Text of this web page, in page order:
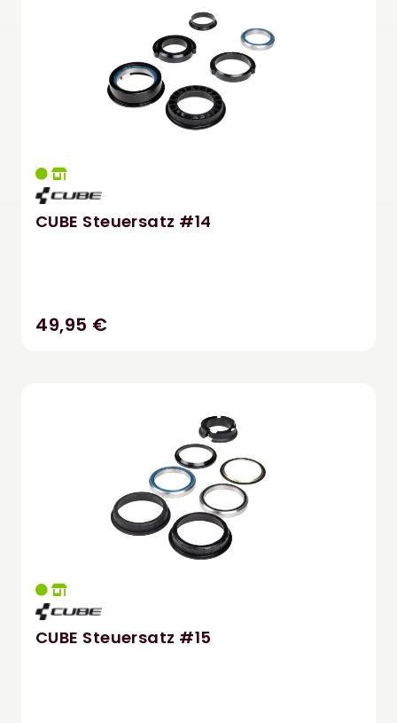
CUBE Steuersatz #14
49,95 €
CUBE Steuersatz #15